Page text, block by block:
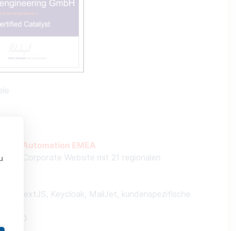
Automation EMEA
die Corporate Website mit 21 regionalen
NextJS, Keycloak, MailJet, kundenspezifische
2020